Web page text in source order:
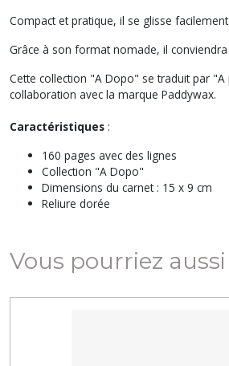
Compact et pratique, il se glisse
Grâce à son format nomade, il
Cette collection "A Dopo" se traduit par
collaboration avec la marque Paddywax.
Caractéristiques :
160 pages avec des lignes
Collection "A Dopo"
Dimensions du carnet : 15 x 9 cm
Reliure dorée
Vous pourriez